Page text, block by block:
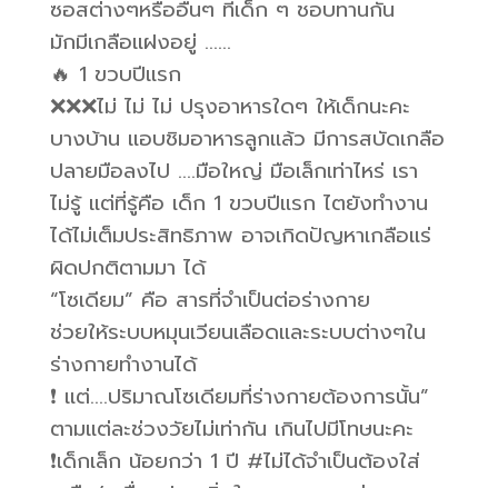
ซอสต่างๆหรืออื่นๆ ที่เด็ก ๆ ชอบทานกัน
มักมีเกลือแฝงอยู่ ……
🔥 1 ขวบปีแรก
❌❌❌ไม่ ไม่ ไม่ ปรุงอาหารใดๆ ให้เด็กนะคะ
บางบ้าน แอบชิมอาหารลูกแล้ว มีการสบัดเกลือ
ปลายมือลงไป ….มือใหญ่ มือเล็กเท่าไหร่ เรา
ไม่รู้ แต่ที่รู้คือ เด็ก 1 ขวบปีแรก ไตยังทำงาน
ได้ไม่เต็มประสิทธิภาพ อาจเกิดปัญหาเกลือแร่
ผิดปกติตามมา ได้
“โซเดียม” คือ สารที่จำเป็นต่อร่างกาย
ช่วยให้ระบบหมุนเวียนเลือดและระบบต่างๆใน
ร่างกายทำงานได้
❗️ แต่….ปริมาณโซเดียมที่ร่างกายต้องการนั้น”
ตามแต่ละช่วงวัยไม่เท่ากัน เกินไปมีโทษนะคะ
❗️เด็กเล็ก น้อยกว่า 1 ปี #ไม่ได้จำเป็นต้องใส่